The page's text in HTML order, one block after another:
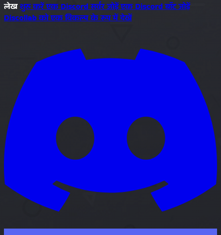
लेखशुरू करेंएक Discord सर्वर जोड़ेंएक Discord बॉट जोड़ें
Discollab को एक विकल्प के रूप में देखें